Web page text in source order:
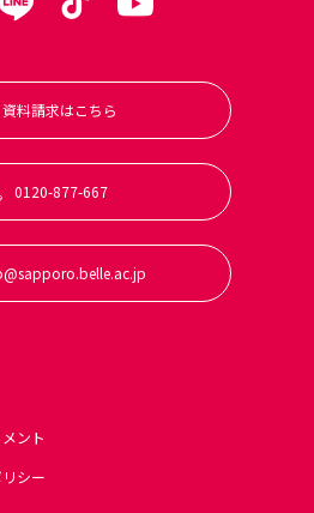
資料請求はこちら
0120-877-667
ント
シー